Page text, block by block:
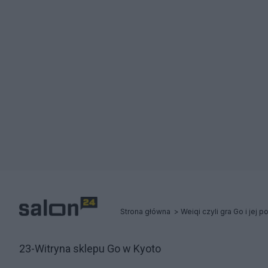
Strona główna Weiqi czyli gra Go i jej
23-Witryna sklepu Go w Kyoto